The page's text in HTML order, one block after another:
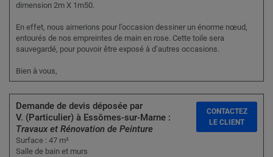
dimension 2m X 1m50.
En effet, nous aimerions pour l’occasion dessiner un énorme nœud,
entourés de nos empreintes de main en rose. Cette toile sera
sauvegardé, pour pouvoir être exposé à d’autres occasions.
Bien à vous,
Demande de devis déposée par
V. (Particulier) à Essômes-sur-Marne :
Travaux et Rénovation de Peinture
Surface : 47 m²
Salle de bain et murs
CONTACTEZ
LE CLIENT